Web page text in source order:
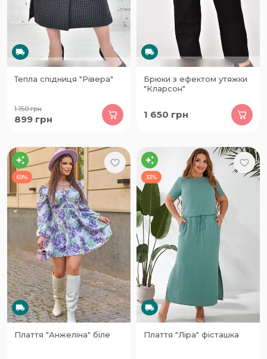
Тепла спідниця "Рівера"
1 150грн
899 грн
Брюки з ефектом утяжки
"Кларсон"
1 650 грн
69%
Плаття "Анжеліна" біле
33%
Плаття "Ліра" фісташка